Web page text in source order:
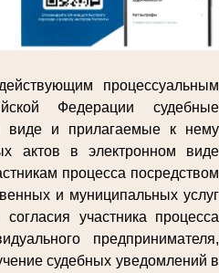
процессуальным
Федерации судебные
виде и прилагаемые к нему
актов в электронном виде
процесса посредством
и муниципальных услуг
участника процесса
предпринимателя,
судебных уведомлений в